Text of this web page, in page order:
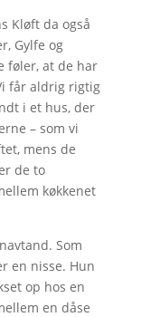
Kløft da også
Gylfe og
føler, at de har
får aldrig rigtig
i et hus, der
– som vi
mens de
de to
køkkenet
Som
en nisse. Hun
op hos en
en dåse